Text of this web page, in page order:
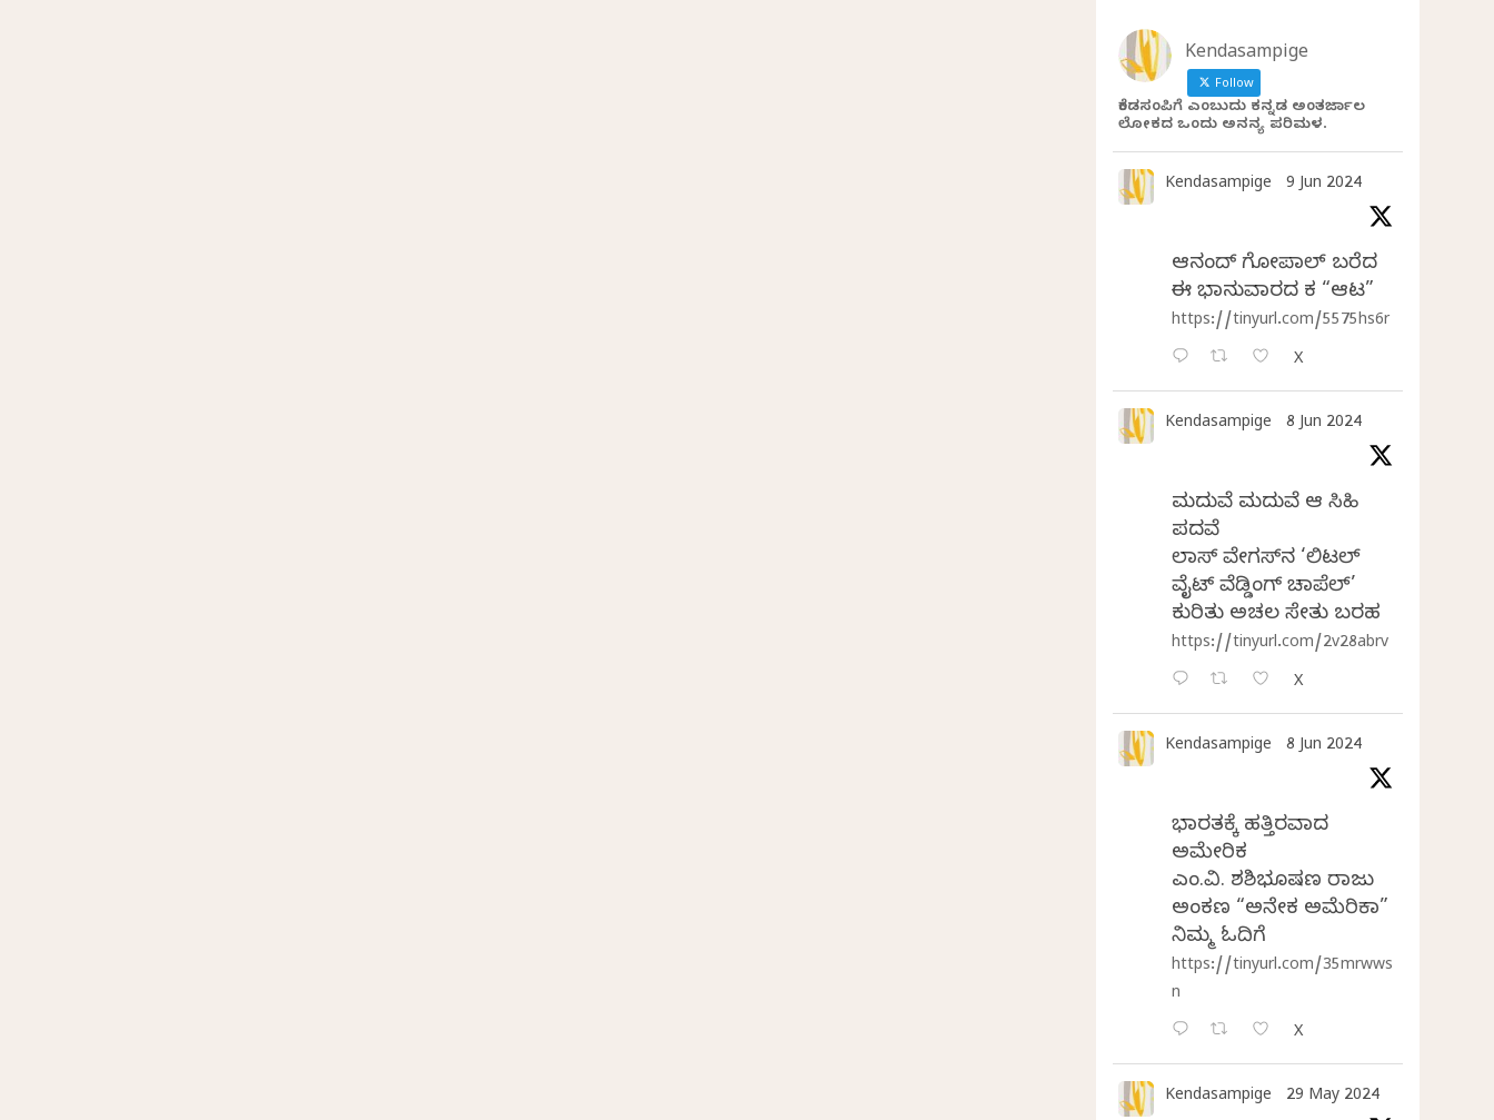
Kendasampige
Follow
ಕೆಂಡಸಂಪಿಗೆ ಎಂಬುದು ಕನ್ನಡ ಅಂತರ್ಜಾಲ
ಲೋಕದ ಒಂದು ಅನನ್ಯ ಪರಿಮಳ.
Kendasampige 9 Jun 2024
ಆನಂದ್‌ ಗೋಪಾಲ್‌ ಬರೆದ
ಈ ಭಾನುವಾರದ ಕತೆ “ಆಟ”
https://tinyurl.com/5575hs6r
X
Kendasampige 8 Jun 2024
ಮದುವೆ ಮದುವೆ ಆ ಸಿಹಿ
ಪದವೆ
ಲಾಸ್‌ ವೇಗಸ್‌ನ ‘ಲಿಟಲ್
ವೈಟ್ ವೆಡ್ಡಿಂಗ್ ಚಾಪೆಲ್’
ಕುರಿತು ಅಚಲ ಸೇತು ಬರಹ
https://tinyurl.com/2v28abrv
X
Kendasampige 8 Jun 2024
ಭಾರತಕ್ಕೆ ಹತ್ತಿರವಾದ
ಅಮೇರಿಕ
ಎಂ.ವಿ. ಶಶಿಭೂಷಣ ರಾಜು
ಅಂಕಣ “ಅನೇಕ ಅಮೆರಿಕಾ”
ನಿಮ್ಮ ಓದಿಗೆ
https://tinyurl.com/35mrwws
n
X
Kendasampige 29 May 2024